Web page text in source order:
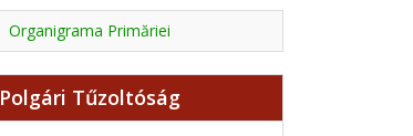
Organigrama Primăriei
Polgári Tűzoltóság